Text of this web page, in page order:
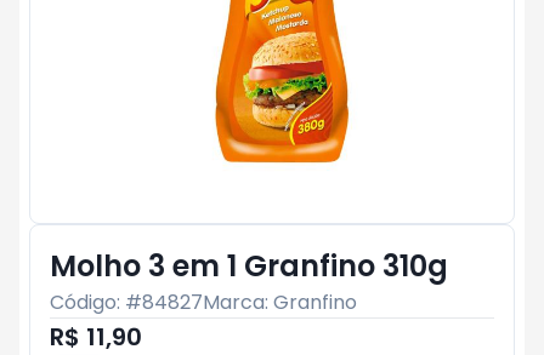
Molho 3 em 1 Granfino 310g
Código: #84827Marca: Granfino
R$ 11,90